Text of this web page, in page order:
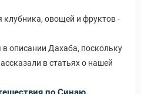
клубника, овощей и фруктов -
в описании Дахаба, поскольку
в статьях о нашей